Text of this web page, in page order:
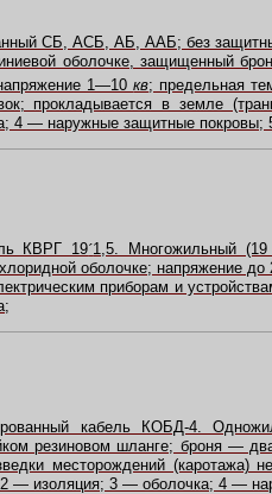
СБ, АСБ, АБ, ААБ; без
оболочке, защищенный
1—10кв; предельная
прокладывается в земле
4 — наружные защитные покровы;
КВРГ 19´1,5. Многожильный
оболочке; напряжение
приборам и
кабель КОБД-4.
резиновом шланге; броня —
месторождений
— изоляция; 3 — оболочка; 4 —